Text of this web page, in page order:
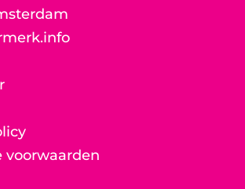
voorwaarden